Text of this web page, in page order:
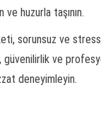
huzurla taşının.
sorunsuz ve
ve
deneyimleyin.